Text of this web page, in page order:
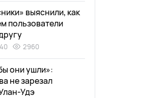
выяснили, как
пользователи
2960
они ушли»:
не зарезал
Удэ